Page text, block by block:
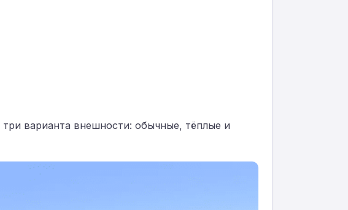
варианта внешности: обычные, тёплые и